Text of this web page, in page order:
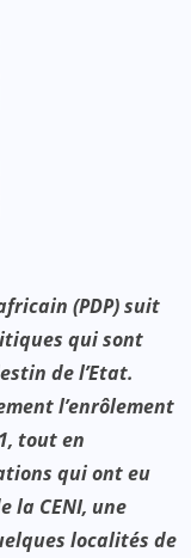
(PDP) suit
qui sont
de l’Etat.
l’enrôlement
tout en
qui ont eu
la CENI, une
localités de